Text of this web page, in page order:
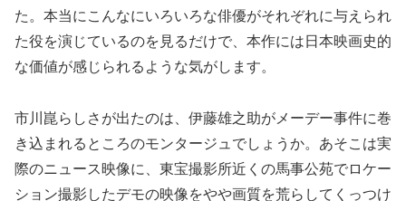
た。本当にこんなにいろいろな俳優がそれぞれに与えられ
た役を演じているのを見るだけで、本作には日本映画史的
な価値が感じられるような気がします。
市川崑らしさが出たのは、伊藤雄之助がメーデー事件に巻
き込まれるところのモンタージュでしょうか。あそこは実
際のニュース映像に、東宝撮影所近くの馬事公苑でロケー
ション撮影したデモの映像をやや画質を荒らしてくっつけ